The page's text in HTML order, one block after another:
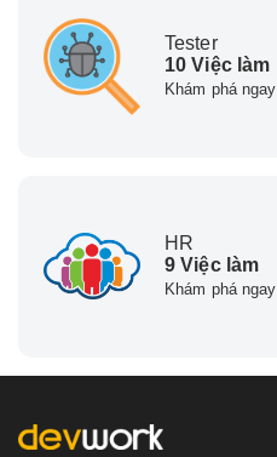
Tester
10 Việc làm
Khám phá ngay
HR
9 Việc làm
Khám phá ngay